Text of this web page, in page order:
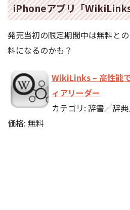
iPhoneアプリ「
発売当初の限定期間中は無料と
料になるのかも？
WikiLinks – 高性能
ィアリーダー
カテゴリ: 辞書／辞
価格: 無料